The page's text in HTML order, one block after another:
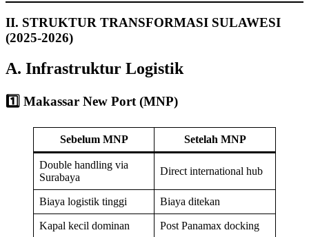
II. STRUKTUR TRANSFORMASI SULAWESI
(2025-2026)
A. Infrastruktur Logistik
1️⃣ Makassar New Port (MNP)
Sebelum MNP Setelah MNP
Double handling via
Surabaya
Direct international hub
Biaya logistik tinggi Biaya ditekan
Kapal kecil dominan Post Panamax docking